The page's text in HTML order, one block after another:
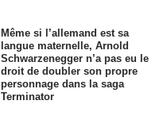
Même si l’allemand est sa
langue maternelle, Arnold
Schwarzenegger n’a pas eu le
droit de doubler son propre
personnage dans la saga
Terminator